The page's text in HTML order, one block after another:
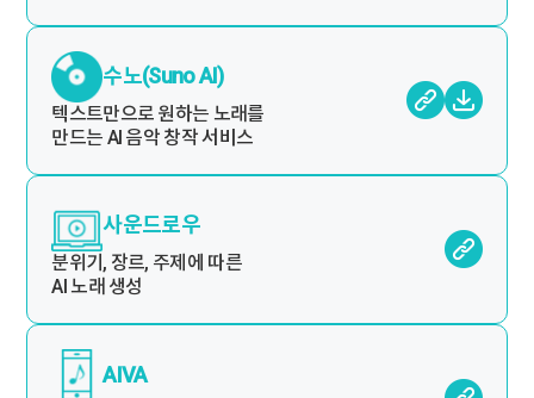
수노(Suno AI)
텍스트만으로 원하는 노래를
만드는 AI 음악 창작 서비스
사운드로우
분위기, 장르, 주제에 따른
AI 노래 생성
AIVA